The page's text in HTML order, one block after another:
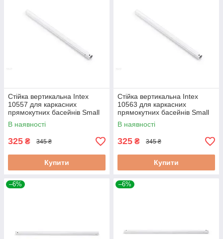
Стійка вертикальна Intex
10557 для каркасних
прямокутних басейнів Small
Frame,Rectangular frame
В наявності
325 ₴ 345 ₴
Купити
Стійка вертикальна Intex
10563 для каркасних
прямокутних басейнів Small
Fram (28272)
В наявності
325 ₴ 345 ₴
Купити
–6% –6%